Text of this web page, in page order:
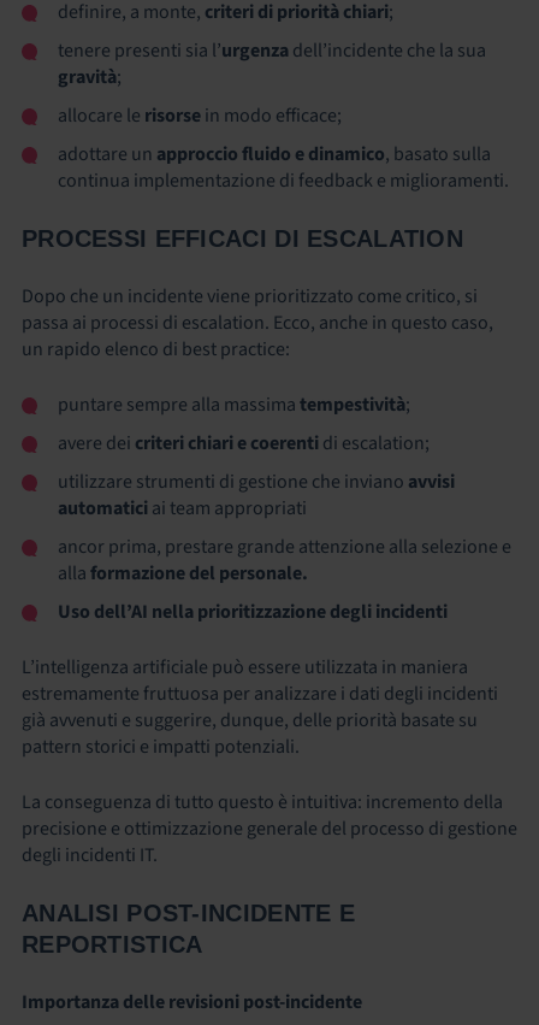
definire, a monte, criteri di priorità chiari;
tenere presenti sia l’urgenzadell’incidente che la sua
gravità;
allocare le risorsein modo efficace;
adottare un approccio fluido e dinamico, basato sulla
continua implementazione di feedback e miglioramenti.
PROCESSI EFFICACI DI ESCALATION
Dopo che un incidente viene prioritizzato come critico, si
passa ai processi di escalation. Ecco, anche in questo caso,
un rapido elenco di best practice:
puntare sempre alla massimatempestività;
avere dei criteri chiari e coerentidi escalation;
utilizzare strumenti di gestione che inviano avvisi
automaticiai team appropriati
ancor prima, prestare grande attenzione alla selezione e
allaformazione del personale.
Uso dell’AI nella prioritizzazione degli incidenti
L’intelligenza artificiale può essere utilizzata in maniera
estremamente fruttuosa per analizzare i dati degli incidenti
già avvenuti e suggerire, dunque, delle priorità basate su
pattern storici e impatti potenziali.
La conseguenza di tutto questo è intuitiva: incremento della
precisione e ottimizzazione generale del processo di gestione
degli incidenti IT.
ANALISI POST-INCIDENTE E
REPORTISTICA
Importanza delle revisioni post-incidente